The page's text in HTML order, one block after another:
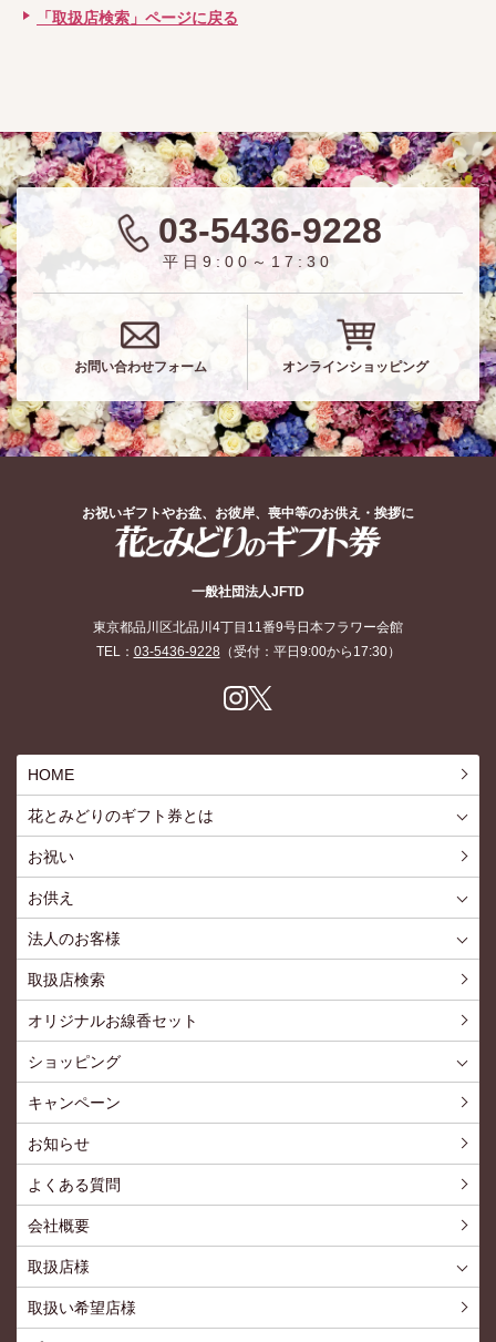
「取扱店検索」ページに戻る
03-5436-9228
平日9:00～17:30
お問い合わせフォーム オンラインショッピング
お祝いギフトやお盆、お彼岸、喪中等のお供え・挨拶に
一般社団法人JFTD
東京都品川区北品川4丁目11番9号日本フラワー会館
TEL： 03-5436-9228 （受付：平日9:00から17:30）
HOME
花とみどりのギフト券とは
お祝い
お供え
法人のお客様
取扱店検索
オリジナルお線香セット
ショッピング
キャンペーン
お知らせ
よくある質問
会社概要
取扱店様
取扱い希望店様